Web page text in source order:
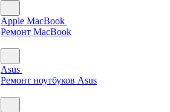
Apple MacBook
Ремонт MacBook
Asus
Ремонт ноутбуков Asus